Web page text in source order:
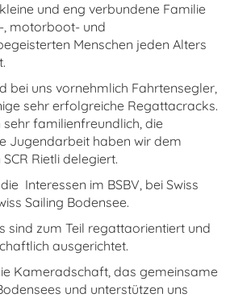
und eng verbundene Familie
motorboot- und
Menschen jeden Alters
bei uns vornehmlich Fahrtensegler,
sehr erfolgreiche Regattacracks.
sehr familienfreundlich, die
Jugendarbeit haben wir dem
Rietli delegiert.
Interessen im BSBV, bei Swiss
Sailing Bodensee.
sind zum Teil regattaorientiert und
ausgerichtet.
Kameradschaft, das gemeinsame
und unterstützen uns